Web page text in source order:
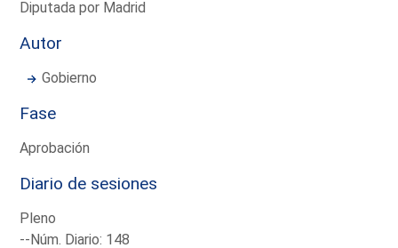
Diputada por Madrid
Autor
Gobierno
Fase
Aprobación
Diario de sesiones
Pleno
--Núm. Diario: 148